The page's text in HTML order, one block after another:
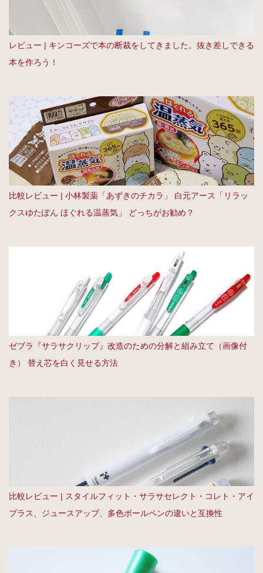
レビュー | キンコーズで本の断裁をしてきました。抜き差しできる
本を作ろう！
比較レビュー | 小林製薬「あずきのチカラ」 白元アース「リラッ
クスゆたぽん ほぐれる温蒸気」 どっちがお勧め？
ゼブラ『サラサクリップ』改造のための分解と組み立て（画像付
き） 替え芯を白く見せる方法
比較レビュー | スタイルフィット・サラサセレクト・コレト・アイ
プラス、ジュースアップ、多色ボールペンの違いと互換性